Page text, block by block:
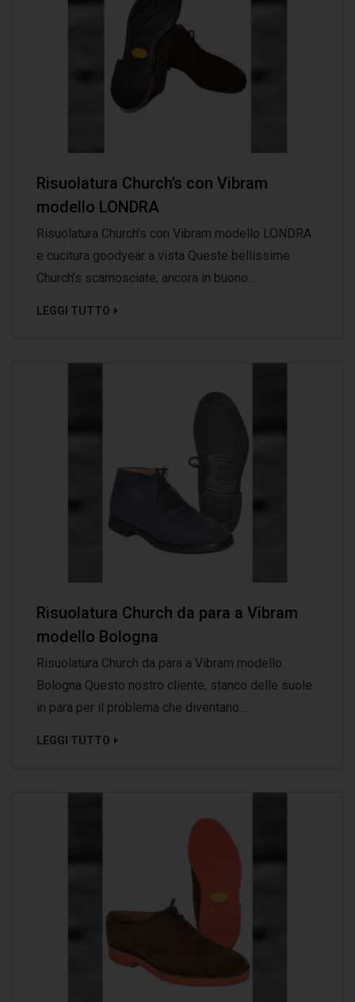
Risuolatura Church’s con Vibram
modello LONDRA
Risuolatura Church’s con Vibram modello LONDRA
e cucitura goodyear a vista Queste bellissime
Church’s scamosciate, ancora in buono...
LEGGI TUTTO
Risuolatura Church da para a Vibram
modello Bologna
Risuolatura Church da para a Vibram modello
Bologna Questo nostro cliente, stanco delle suole
in para per il problema che diventano...
LEGGI TUTTO